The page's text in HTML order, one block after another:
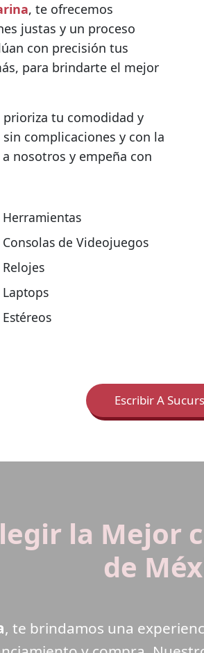
, te ofrecemos
justas y un proceso
con precisión tus
para brindarte el mejor
tu comodidad y
complicaciones y con la
nosotros y empeña con
Herramientas
Consolas de Videojuegos
Relojes
Laptops
Estéreos
Escribir A
la Mejor
de
, te brindamos una